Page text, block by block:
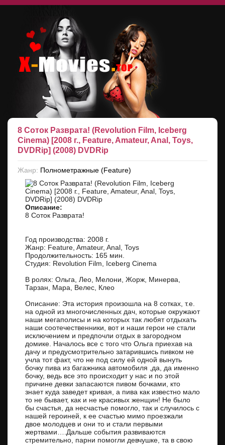
8 Соток Разврата! (Revolution Film, Iceberg
Cinema) [2008 г., Feature, Amateur, Anal, Toys,
DVDRip] (2008) DVDRip
Жанр: Полнометражные (Feature)
Описание:
8 Соток Разврата!
Год производства: 2008 г.
Жанр: Feature, Amateur, Anal, Toys
Продолжительность: 165 мин.
Студия: Revolution Film, Iceberg Cinema
В ролях: Ольга, Лео, Мелони, Жорж, Минерва,
Тарзан, Мара, Велес, Клео
Описание: Эта история произошла на 8 сотках, т.е.
на одной из многочисленных дач, которые окружают
наши мегаполисы и на которых так любят отдыхать
наши соотечественники, вот и наши герои не стали
исключением и предпочли отдых в загородном
домике. Началось все с того что Ольга приехав на
дачу и предусмотрительно затарившись пивком не
учла тот факт, что не под силу ей одной вынуть
бочку пива из багажника автомобиля ,да, да именно
бочку, ведь все это происходит у нас и по этой
причине девки запасаются пивом бочками, кто
знает куда заведет кривая, а пива как известно мало
то не бывает, как и не красивых женщин! Не было
бы счастья, да несчастье помогло, так и случилось с
нашей героиней, к ее счастью мимо проезжали
двое молодцев и они то и стали первыми
жертвами….Дальше события развиваются
стремительно, парни помогли девчушке, та в свою